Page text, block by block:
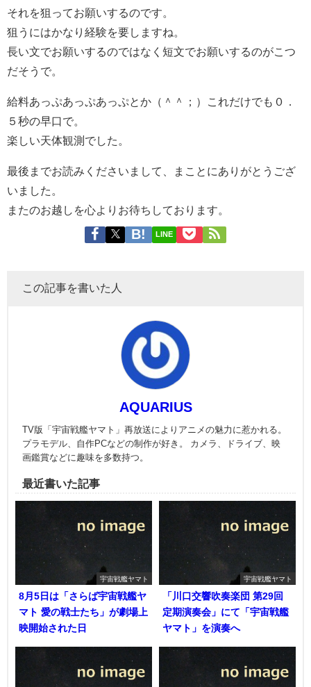
それを狙ってお願いするのです。
狙うにはかなり経験を要しますね。
長い文でお願いするのではなく短文でお願いするのがこつ
だそうで。
給料あっぷあっぷあっぷとか（＾＾；）これだけでも０．
５秒の早口で。
楽しい天体観測でした。
最後までお読みくださいまして、まことにありがとうござ
いました。
またのお越しを心よりお待ちしております。
LINE
この記事を書いた人
AQUARIUS
TV版「宇宙戦艦ヤマト」再放送によりアニメの魅力に惹かれる。
プラモデル、自作PCなどの制作が好き。 カメラ、ドライブ、映
画鑑賞などに趣味を多数持つ。
最近書いた記事
宇宙戦艦ヤマト
8月5日は「さらば宇宙戦艦ヤ
マト 愛の戦士たち」が劇場上
映開始された日
宇宙戦艦ヤマト
「川口交響吹奏楽団 第29回
定期演奏会」にて「宇宙戦艦
ヤマト」を演奏へ